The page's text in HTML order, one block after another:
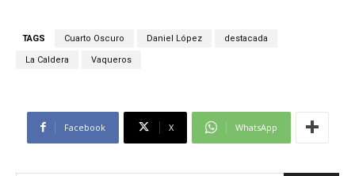
TAGS Cuarto Oscuro Daniel López destacada
La Caldera Vaqueros
Facebook X WhatsApp